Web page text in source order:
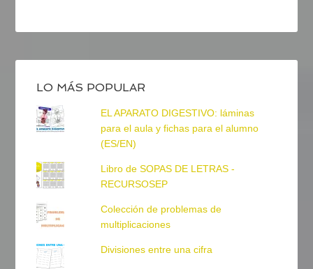
LO MÁS POPULAR
EL APARATO DIGESTIVO: láminas
para el aula y fichas para el alumno
(ES/EN)
Libro de SOPAS DE LETRAS -
RECURSOSEP
Colección de problemas de
multiplicaciones
Divisiones entre una cifra